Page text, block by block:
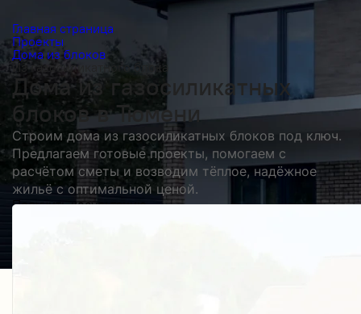
Главная страница
Проекты
Дома из блоков
Из газосиликатного блока
Дома из газосиликатных
блоков в Тюмени
Строим дома из газосиликатных блоков под ключ.
Предлагаем готовые проекты, помогаем с
расчётом сметы и возводим тёплое, надёжное
жильё с оптимальной ценой.
Получить косультацию